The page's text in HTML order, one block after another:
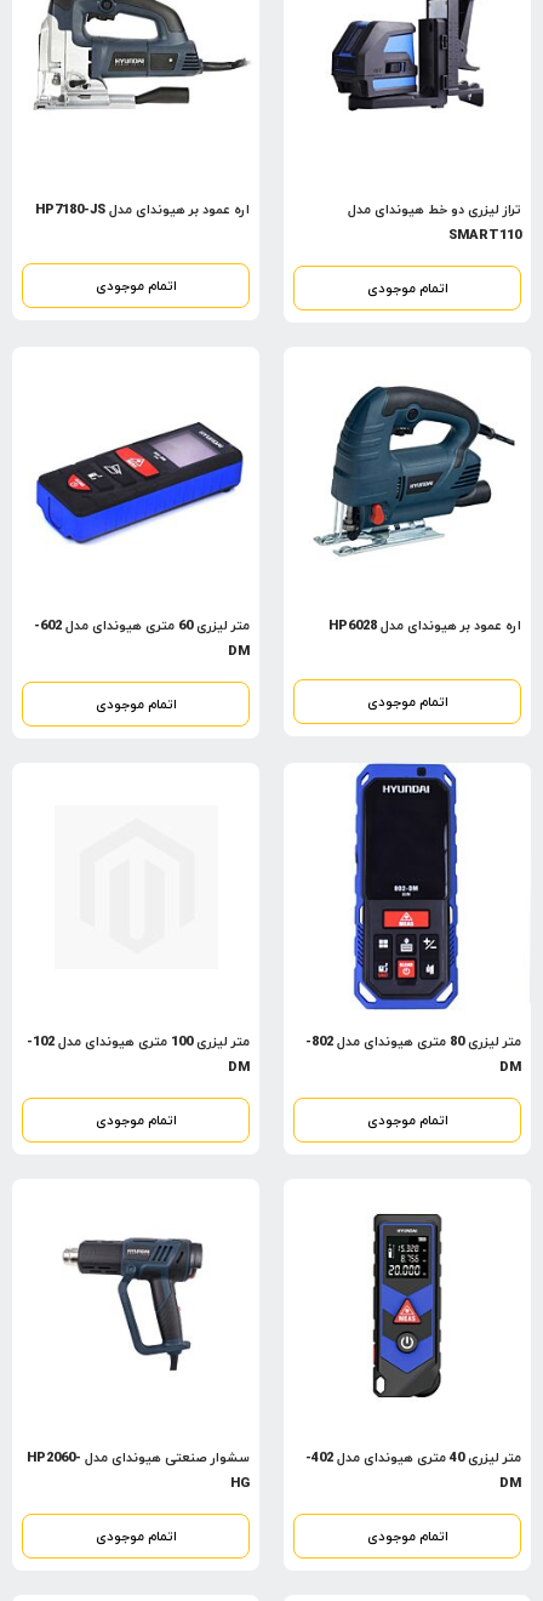
تراز لیزری دو خط هیوندای مدل
SMART110
اتمام موجودی
اره عمود بر هیوندای مدل HP7180-JS
اتمام موجودی
اره عمود بر هیوندای مدل HP6028
اتمام موجودی
متر لیزری 60 متری هیوندای مدل 602-
DM
اتمام موجودی
متر لیزری 80 متری هیوندای مدل 802-
DM
اتمام موجودی
متر لیزری 100 متری هیوندای مدل 102-
DM
اتمام موجودی
متر لیزری 40 متری هیوندای مدل 402-
DM
اتمام موجودی
سشوار صنعتی هیوندای مدل HP2060-
HG
اتمام موجودی